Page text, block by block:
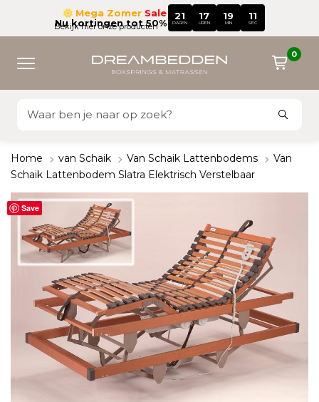
Mega Zomer Sale
Nu kortingen tot 50%
21
DAGEN
17
UREN
19
MIN
10
SEC
Bekijk hier onze producten
0
Home van Schaik Van Schaik Lattenbodems
Van
Schaik Lattenbodem Slatra Elektrisch Verstelbaar
Save